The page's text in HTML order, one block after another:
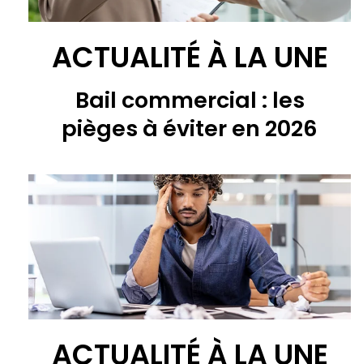
ACTUALITÉ À LA UNE
Bail commercial : les
pièges à éviter en 2026
ACTUALITÉ À LA UNE